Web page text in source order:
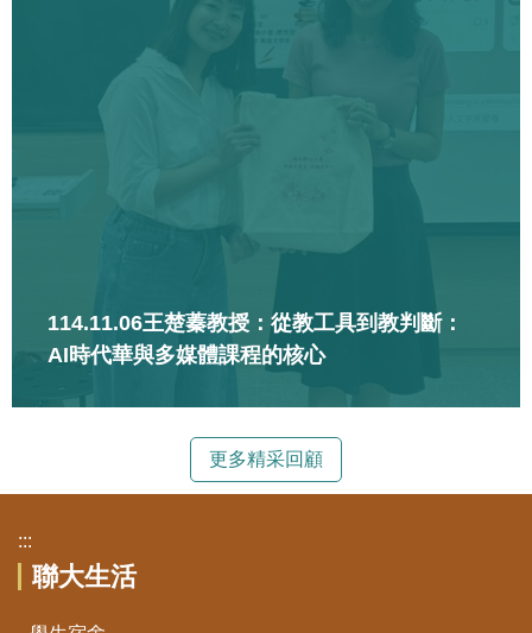
114.11.06王楚蓁教授：從教工具到教判斷：
AI時代華與多媒體課程的核心
更多精采回顧
:::
聯大生活